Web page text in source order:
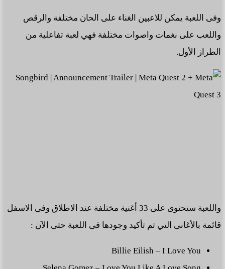
وفى اللعبة يمكن للاعبين الغناء على الحان مختلفة والرقص
واللعب على نغمات واصوات مختلفة فهي لعبة تفاعلية من
الطراز الأول.
واللعبة ستحتوى على 33 أغنية مختلفة عند الاطلاق وفى الاسفل
قائمة بالأغانى التي تم تأكيد وجودها فى اللعبة حتى الآن :
Billie Eilish – I Love You